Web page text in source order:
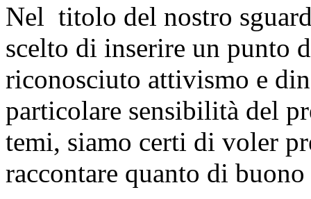
Nel titolo del nostro
scelto di inserire un punto
riconosciuto attivismo e
particolare sensibilità del
temi, siamo certi di voler
raccontare quanto di buono